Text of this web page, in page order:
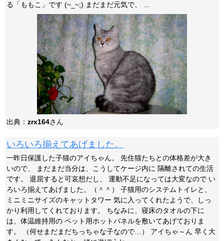
る「ももこ」です (~_~;) まだまだ元気で、 ...
出典： zrx164さん
いろいろ揃えてあげました。
一昨日保護した子猫のアイちゃん。 先住猫たちとの体格差が大き
いので、 まだまだ当分は、こうしてケージ内に 隔離されての生活
です。 退屈すると可哀想だし、 運動不足になっては大変なので い
ろいろ揃えてあげました。（＾＾） 子猫用のシステムトイレと、
ミニミニサイズのキャットタワー 気に入ってくれたようで、しっ
かり利用してくれております。 ちなみに、寝床のタオルの下に
は、体温維持用の ペット用ホットパネルを敷いてあげておりま
す。 （何せまだまだちっちゃな子なので…） アイちゃ～ん 早く大